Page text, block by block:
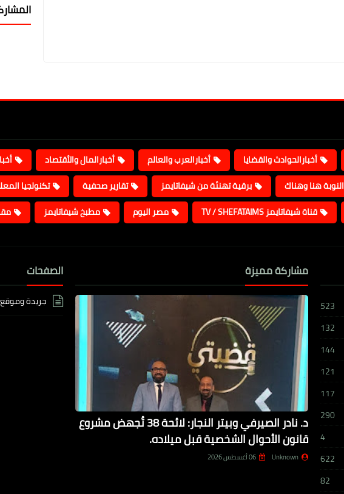
أخبارالحوادث والقضايا أخبارالعرب والعالم أخبارالمال والأقتصاد
النوبة هنا وهناك برقية تهنئة من شيفاتايمز تقارير صحفية تكنولجيا
قناة شيفاتايمز TV / SHEFATAIMS مصر اليوم مطبخ شيفاتايمز
523
132
144
121
117
290
4
622
82
مشاركة مميزة
د. نادر الصيرفي وبيتر النجار: لائحة 38 تُجهض مشروع
قانون الأحوال الشخصية قبل ميلاده.
Unknown 06 أغسطس 2026
الصفحات
جريدة